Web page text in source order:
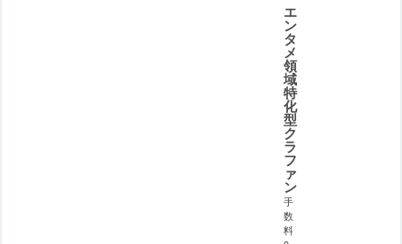
エ
ン
タ
メ
領
域
特
化
型
ク
ラ
フ
ァ
ン
手
数
料